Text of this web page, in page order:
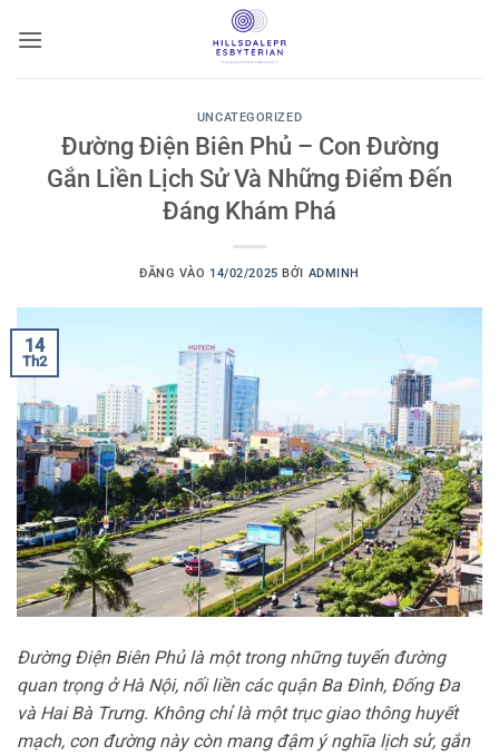
qua
UNCATEGORIZED
Đường Điện Biên Phủ – Con Đường
Gắn Liền Lịch Sử Và Những Điểm Đến
Đáng Khám Phá
ĐĂNG VÀO 14/02/2025 BỞI ADMINH
14
Th2
Đường Điện Biên Phủ là một trong những tuyến đường
quan trọng ở Hà Nội, nối liền các quận Ba Đình, Đống Đa
và Hai Bà Trưng. Không chỉ là một trục giao thông huyết
mạch, con đường này còn mang đậm ý nghĩa lịch sử, gắn